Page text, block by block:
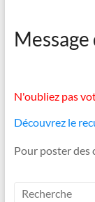
N'oubliez pas
Découvrez le
Pour poster des